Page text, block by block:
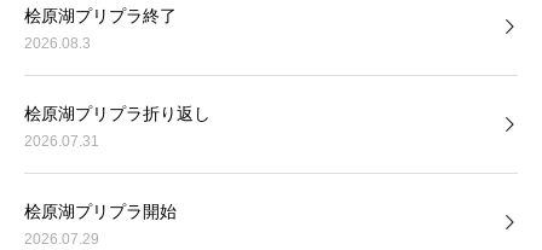
桧原湖プリプラ終了
2026.08.3
桧原湖プリプラ折り返し
2026.07.31
桧原湖プリプラ開始
2026.07.29